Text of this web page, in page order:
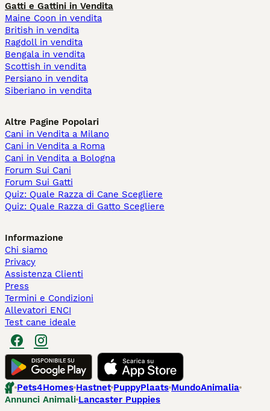
Gatti e Gattini in Vendita
Maine Coon in vendita
British in vendita
Ragdoll in vendita
Bengala in vendita
Scottish in vendita
Persiano in vendita
Siberiano in vendita
Altre Pagine Popolari
Cani in Vendita a Milano
Cani in Vendita a Roma
Cani in Vendita a Bologna
Forum Sui Cani
Forum Sui Gatti
Quiz: Quale Razza di Cane Scegliere
Quiz: Quale Razza di Gatto Scegliere
Informazione
Chi siamo
Privacy
Assistenza Clienti
Press
Termini e Condizioni
Allevatori ENCI
Test cane ideale
Pets4Homes Hastnet PuppyPlaats MundoAnimalia
Annunci Animali Lancaster Puppies